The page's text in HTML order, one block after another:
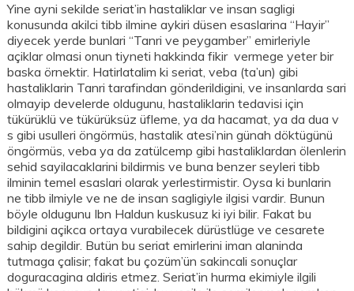
Yine ayni sekilde seriat’in hastaliklar ve insan sagligi
konusunda akilci tibb ilmine aykiri düsen esaslarina “Hayir”
diyecek yerde bunlari “Tanri ve peygamber” emirleriyle
açiklar olmasi onun tiyneti hakkinda fikir vermege yeter bir
baska örnektir. Hatirlatalim ki seriat, veba (ta’un) gibi
hastaliklarin Tanri tarafindan gönderildigini, ve insanlarda sari
olmayip develerde oldugunu, hastaliklarin tedavisi için
tükürüklü ve tükürüksüz üfleme, ya da hacamat, ya da dua v
s gibi usulleri öngörmüs, hastalik atesi’nin günah döktügünü
öngörmüs, veba ya da zatülcemp gibi hastaliklardan ölenlerin
sehid sayilacaklarini bildirmis ve buna benzer seyleri tibb
ilminin temel esaslari olarak yerlestirmistir. Oysa ki bunlarin
ne tibb ilmiyle ve ne de insan sagligiyle ilgisi vardir. Bunun
böyle oldugunu Ibn Haldun kuskusuz ki iyi bilir. Fakat bu
bildigini açikca ortaya vurabilecek dürüstlüge ve cesarete
sahip degildir. Butün bu seriat emirlerini iman alaninda
tutmaga çalisir; fakat bu çozüm’ün sakincali sonuçlar
doguracagina aldiris etmez. Seriat’in hurma ekimiyle ilgili